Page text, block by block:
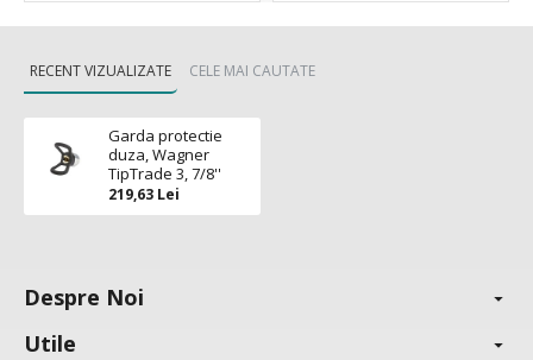
RECENT VIZUALIZATE CELE MAI CAUTATE
Garda protectie
duza, Wagner
TipTrade 3, 7/8''
219,63 Lei
Despre Noi
Utile